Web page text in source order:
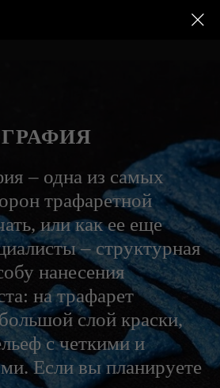
– одна из самых
трафаретной
или как ее еще
– структурная
нанесения
на трафарет
слой краски,
с четкими и
Если вы планируете